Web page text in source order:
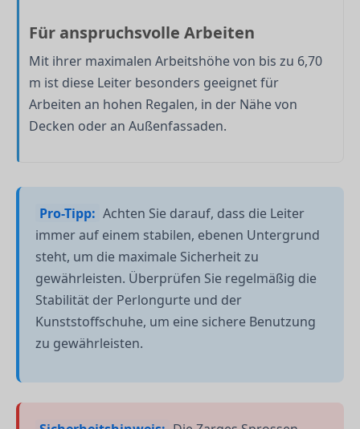
Für anspruchsvolle Arbeiten
Mit ihrer maximalen Arbeitshöhe von bis zu 6,70
m ist diese Leiter besonders geeignet für
Arbeiten an hohen Regalen, in der Nähe von
Decken oder an Außenfassaden.
Pro-Tipp: Achten Sie darauf, dass die Leiter
immer auf einem stabilen, ebenen Untergrund
steht, um die maximale Sicherheit zu
gewährleisten. Überprüfen Sie regelmäßig die
Stabilität der Perlongurte und der
Kunststoffschuhe, um eine sichere Benutzung
zu gewährleisten.